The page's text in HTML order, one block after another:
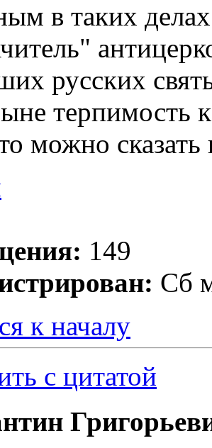
в таких
русских
терпимость
можно
149
Сб
к началу
с цитатой